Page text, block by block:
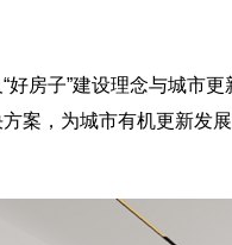
好房子”建设理念与城市
案，为城市有机更新发展